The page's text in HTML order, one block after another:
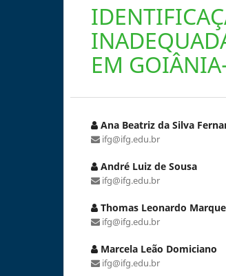
EM
Ana Beatriz da Silva
ifg@ifg.edu.br
André Luiz de Sousa
ifg@ifg.edu.br
Thomas Leonardo
ifg@ifg.edu.br
Marcela Leão Domiciano
ifg@ifg.edu.br